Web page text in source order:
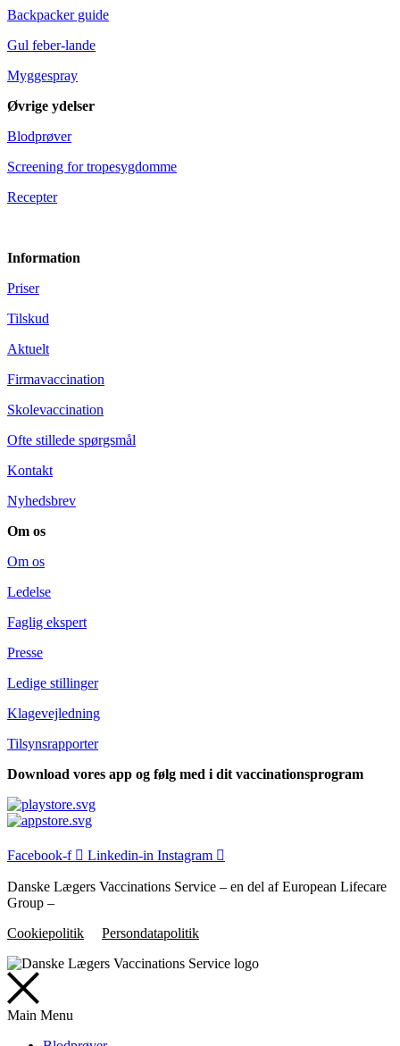
Backpacker guide
Gul feber-lande
Myggespray
Øvrige ydelser
Blodprøver
Screening for tropesygdomme
Recepter
Information
Priser
Tilskud
Aktuelt
Firmavaccination
Skolevaccination
Ofte stillede spørgsmål
Kontakt
Nyhedsbrev
Om os
Om os
Ledelse
Faglig ekspert
Presse
Ledige stillinger
Klagevejledning
Tilsyns­rapporter
Download vores app og følg med i dit vaccinationsprogram
Facebook-f Linkedin-in Instagram
Danske Lægers Vaccinations Service – en del af European Lifecare
Group –
Cookiepolitik
Persondatapolitik
Main Menu